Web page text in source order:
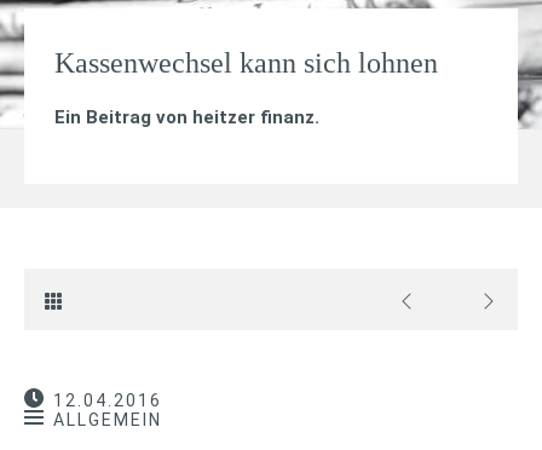
Kassenwechsel kann sich lohnen
Ein Beitrag von heitzer finanz.
12.04.2016
ALLGEMEIN